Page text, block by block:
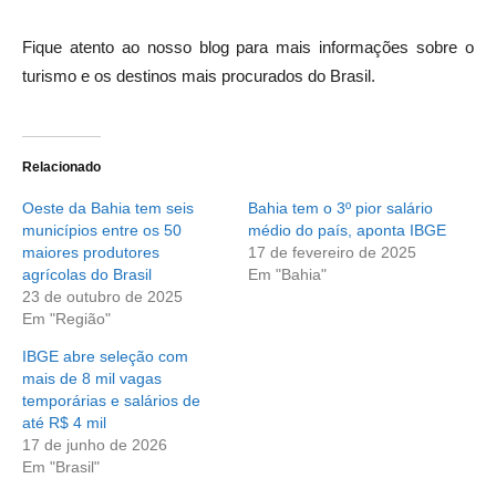
Fique atento ao nosso blog para mais informações sobre o
turismo e os destinos mais procurados do Brasil.
Relacionado
Oeste da Bahia tem seis
municípios entre os 50
maiores produtores
agrícolas do Brasil
23 de outubro de 2025
Em "Região"
Bahia tem o 3º pior salário
médio do país, aponta IBGE
17 de fevereiro de 2025
Em "Bahia"
IBGE abre seleção com
mais de 8 mil vagas
temporárias e salários de
até R$ 4 mil
17 de junho de 2026
Em "Brasil"